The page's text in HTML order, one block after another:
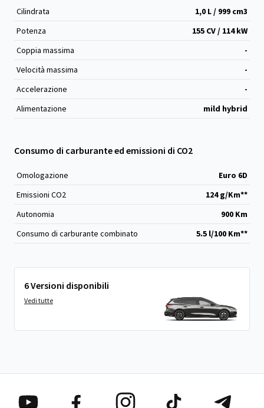
Cilindrata 1,0 L / 999 cm3
Potenza
155 CV / 114 kW
Coppia massima
-
Velocità massima
-
Accelerazione
-
Alimentazione
mild hybrid
Consumo di carburante ed emissioni di CO2
Omologazione
Euro 6D
Emissioni CO2
124 g/Km**
Autonomia
900 Km
Consumo di carburante combinato
5.5 l/100 Km**
6 Versioni disponibili
Vedi tutte